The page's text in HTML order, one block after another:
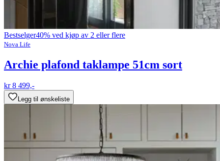
Bestselger40% ved kjøp av 2 eller flere
Nova Life
Archie plafond taklampe 51cm sort
kr 8 499,-
Legg til ønskeliste